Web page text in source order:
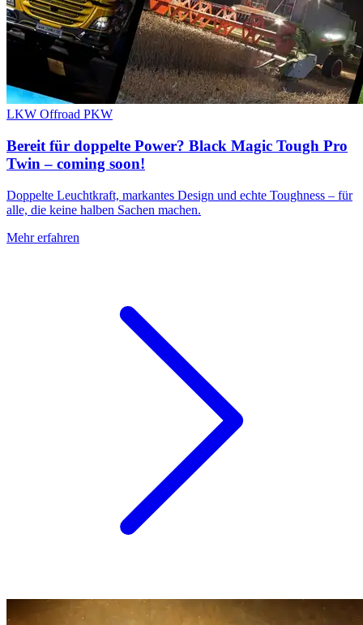
LKW Offroad PKW
Bereit für doppelte Power? Black Magic Tough Pro
Twin – coming soon!
Doppelte Leuchtkraft, markantes Design und echte Toughness – für
alle, die keine halben Sachen machen.
Mehr erfahren